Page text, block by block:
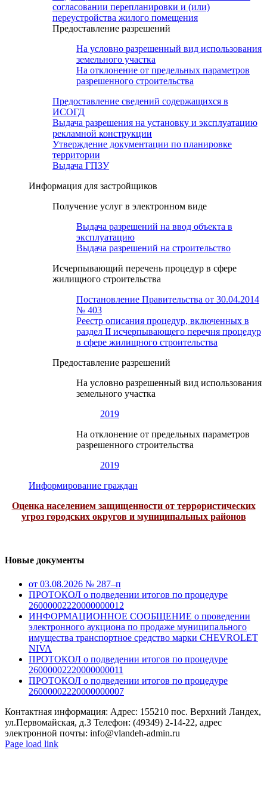
согласовании перепланировки и (или)
переустройства жилого помещения
Предоставление разрешений
На условно разрешенный вид использования
земельного участка
На отклонение от предельных параметров
разрешенного строительства
Предоставление сведений содержащихся в
ИСОГД
Выдача разрешения на установку и эксплуатацию
рекламной конструкции
Утверждение документации по планировке
территории
Выдача ГПЗУ
Информация для застройщиков
Получение услуг в электронном виде
Выдача разрешений на ввод объекта в
эксплуатацию
Выдача разрешений на строительство
Исчерпывающий перечень процедур в сфере
жилищного строительства
Постановление Правительства от 30.04.2014
№ 403
Реестр описания процедур, включенных в
раздел II исчерпывающего перечня процедур
в сфере жилищного строительства
Предоставление разрешений
На условно разрешенный вид использования
земельного участка
2019
На отклонение от предельных параметров
разрешенного строительства
2019
Информирование граждан
Оценка населением защищенности от террористических
угроз городских округов и муниципальных районов
Новые документы
от 03.08.2026 № 287–п
ПРОТОКОЛ о подведении итогов по процедуре
26000002220000000012
ИНФОРМАЦИОННОЕ СООБЩЕНИЕ о проведении
электронного аукциона по продаже муниципального
имущества транспортное средство марки CHEVROLET
NIVA
ПРОТОКОЛ о подведении итогов по процедуре
26000002220000000011
ПРОТОКОЛ о подведении итогов по процедуре
26000002220000000007
Контактная информация: Адрес: 155210 пос. Верхний Ландех,
ул.Первомайская, д.3 Телефон: (49349) 2-14-22, адрес
электронной почты: info@vlandeh-admin.ru
Page load link